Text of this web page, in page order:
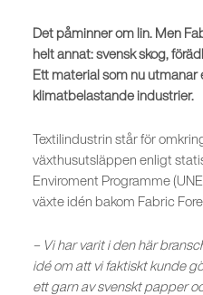
Det påminner om lin. Men
helt annat: svensk skog,
Ett material som nu utmanar
klimatbelastande industrier.
Textilindustrin står för
växthusutsläppen enligt
Enviroment Programme
växte idén bakom Fabric
– Vi har varit i den här
idé om att vi faktiskt kunde
ett garn av svenskt papper